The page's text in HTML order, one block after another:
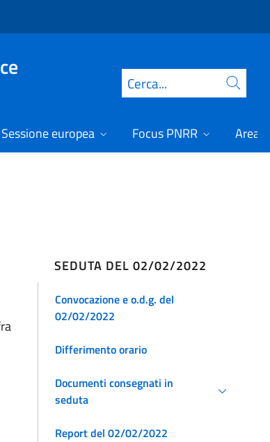
Cerca
europea Focus PNRR Area
SEDUTA DEL 02/02/2022
Convocazione e o.d.g. del
02/02/2022
Differimento orario
Documenti consegnati in
seduta
Report del 02/02/2022